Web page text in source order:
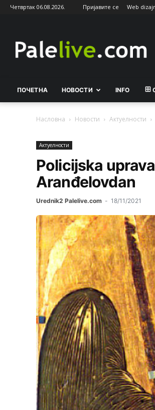
Четвртак 06.08.2026. Пријавите се Web
ПОЧЕТНА НОВОСТИ INFO
Насловна Новости Актуeлности
Актуeлности
Policijska
Aranđelovdan
Urednik2 Palelive.com - 18/11/2021